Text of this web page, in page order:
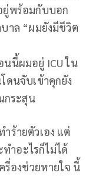
ยู่พร้อมกับบอก
าล “ผมยังมีชีวิต
นนี้ผมอยู่ ICU ใน
ดนจับเข้าคุกยัง
กระสุน
ร้ายตัวเอง แต่
ำอะไรก็ไม่ได้
รื่องช่วยหายใจ นี้